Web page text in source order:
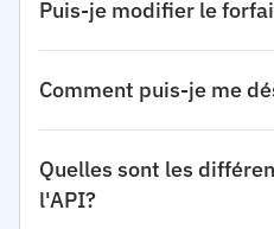
Puis-je modifier le
Comment puis-je me
Quelles sont les
l'API?